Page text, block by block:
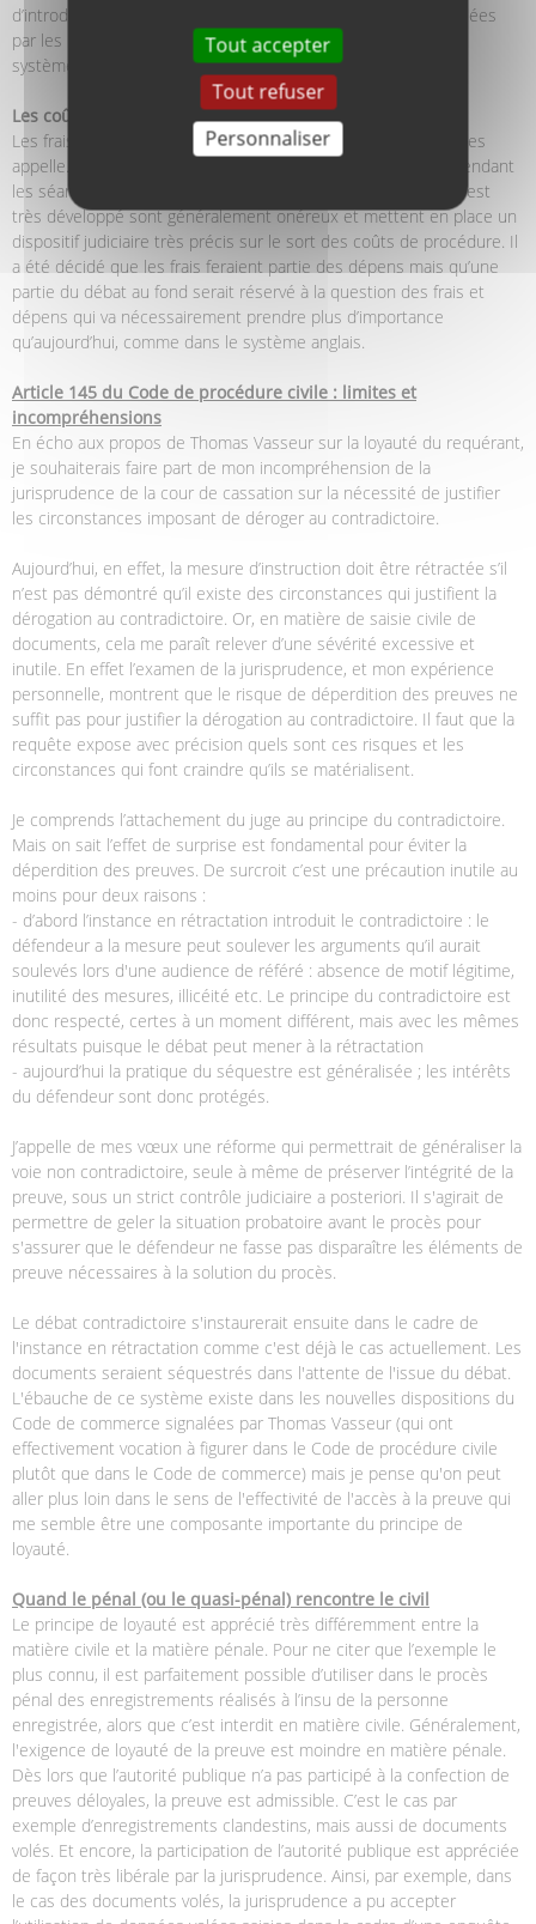
d’introduire une alternative sous forme d’expertise commandées
par les parties, comme cela se fait dans la plupart des autres
systèmes.
Les coûts
Les frais des témoins appelés sont avancés par la partie qui les
appelle. La question des coûts a été longuement discutée pendant
les séances de travail. Les systèmes où le droit de la preuve est
très développé sont généralement onéreux et mettent en place un
dispositif judiciaire très précis sur le sort des coûts de procédure. Il
a été décidé que les frais feraient partie des dépens mais qu’une
partie du débat au fond serait réservé à la question des frais et
dépens qui va nécessairement prendre plus d’importance
qu’aujourd’hui, comme dans le système anglais.
Article 145 du Code de procédure civile : limites et
incompréhensions
En écho aux propos de Thomas Vasseur sur la loyauté du requérant,
je souhaiterais faire part de mon incompréhension de la
jurisprudence de la cour de cassation sur la nécessité de justifier
les circonstances imposant de déroger au contradictoire.
Aujourd’hui, en effet, la mesure d’instruction doit être rétractée s’il
n’est pas démontré qu’il existe des circonstances qui justifient la
dérogation au contradictoire. Or, en matière de saisie civile de
documents, cela me paraît relever d’une sévérité excessive et
inutile. En effet l’examen de la jurisprudence, et mon expérience
personnelle, montrent que le risque de déperdition des preuves ne
suffit pas pour justifier la dérogation au contradictoire. Il faut que la
requête expose avec précision quels sont ces risques et les
circonstances qui font craindre qu’ils se matérialisent.
Je comprends l’attachement du juge au principe du contradictoire.
Mais on sait l’effet de surprise est fondamental pour éviter la
déperdition des preuves. De surcroit c’est une précaution inutile au
moins pour deux raisons :
- d’abord l’instance en rétractation introduit le contradictoire : le
défendeur a la mesure peut soulever les arguments qu’il aurait
soulevés lors d'une audience de référé : absence de motif légitime,
inutilité des mesures, illicéité etc. Le principe du contradictoire est
donc respecté, certes à un moment différent, mais avec les mêmes
résultats puisque le débat peut mener à la rétractation
- aujourd’hui la pratique du séquestre est généralisée ; les intérêts
du défendeur sont donc protégés.
J’appelle de mes vœux une réforme qui permettrait de généraliser la
voie non contradictoire, seule à même de préserver l’intégrité de la
preuve, sous un strict contrôle judiciaire a posteriori. Il s'agirait de
permettre de geler la situation probatoire avant le procès pour
s'assurer que le défendeur ne fasse pas disparaître les éléments de
preuve nécessaires à la solution du procès.
Le débat contradictoire s'instaurerait ensuite dans le cadre de
l'instance en rétractation comme c'est déjà le cas actuellement. Les
documents seraient séquestrés dans l'attente de l'issue du débat.
L'ébauche de ce système existe dans les nouvelles dispositions du
Code de commerce signalées par Thomas Vasseur (qui ont
effectivement vocation à figurer dans le Code de procédure civile
plutôt que dans le Code de commerce) mais je pense qu'on peut
aller plus loin dans le sens de l'effectivité de l'accès à la preuve qui
me semble être une composante importante du principe de
loyauté.
Quand le pénal (ou le quasi-pénal) rencontre le civil
Le principe de loyauté est apprécié très différemment entre la
matière civile et la matière pénale. Pour ne citer que l’exemple le
plus connu, il est parfaitement possible d’utiliser dans le procès
pénal des enregistrements réalisés à l’insu de la personne
enregistrée, alors que c’est interdit en matière civile. Généralement,
l'exigence de loyauté de la preuve est moindre en matière pénale.
Dès lors que l’autorité publique n’a pas participé à la confection de
preuves déloyales, la preuve est admissible. C’est le cas par
exemple d’enregistrements clandestins, mais aussi de documents
volés. Et encore, la participation de l’autorité publique est appréciée
de façon très libérale par la jurisprudence. Ainsi, par exemple, dans
le cas des documents volés, la jurisprudence a pu accepter
Tout accepter
Tout refuser
Personnaliser